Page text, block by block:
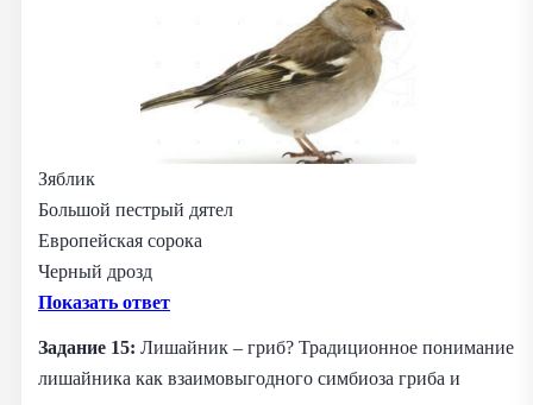
Зяблик
Большой пестрый дятел
Европейская сорока
Черный дрозд
Показать ответ
Задание 15: Лишайник – гриб? Традиционное понимание
лишайника как взаимовыгодного симбиоза гриба и